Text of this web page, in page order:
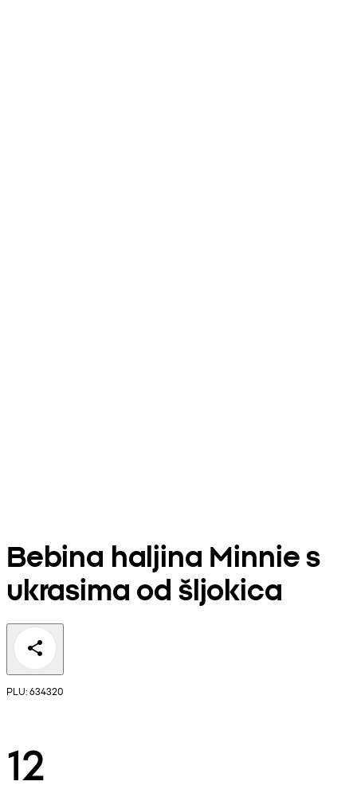
Bebina haljina Minnie s
ukrasima od šljokica
PLU: 634320
12